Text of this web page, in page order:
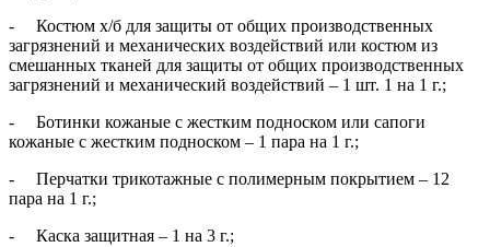
- Костюм х/б для защиты от общих производственных
загрязнений и механических воздействий или костюм из
смешанных тканей для защиты от общих производственных
загрязнений и механический воздействий – 1 шт. 1 на 1 г.;
- Ботинки кожаные с жестким подноском или сапоги
кожаные с жестким подноском – 1 пара на 1 г.;
- Перчатки трикотажные с полимерным покрытием – 12
пара на 1 г.;
- Каска защитная – 1 на 3 г.;